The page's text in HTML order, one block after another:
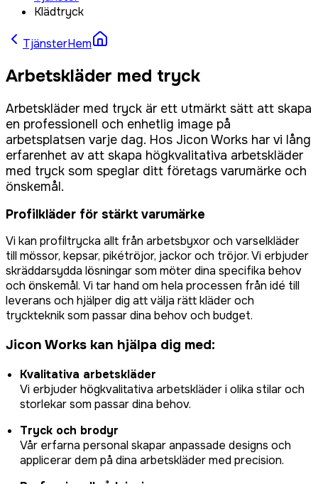
Klädtryck
TjänsterHem
Arbetskläder med tryck
Arbetskläder med tryck är ett utmärkt sätt att skapa
en professionell och enhetlig image på
arbetsplatsen varje dag. Hos Jicon Works har vi lång
erfarenhet av att skapa högkvalitativa arbetskläder
med tryck som speglar ditt företags varumärke och
önskemål.
Profilkläder för stärkt varumärke
Vi kan profiltrycka allt från arbetsbyxor och varselkläder
till mössor, kepsar, pikétröjor, jackor och tröjor. Vi erbjuder
skräddarsydda lösningar som möter dina specifika behov
och önskemål. Vi tar hand om hela processen från idé till
leverans och hjälper dig att välja rätt kläder och
tryckteknik som passar dina behov och budget.
Jicon Works kan hjälpa dig med:
Kvalitativa arbetskläder
Vi erbjuder högkvalitativa arbetskläder i olika stilar och
storlekar som passar dina behov.
Tryck och brodyr
Vår erfarna personal skapar anpassade designs och
applicerar dem på dina arbetskläder med precision.